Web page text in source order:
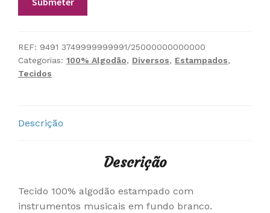
REF: 9491 3749999999991/25000000000000
Categorias: 100% Algodão, Diversos, Estampados,
Tecidos
Descrição
Descrição
Tecido 100% algodão estampado com
instrumentos musicais em fundo branco.